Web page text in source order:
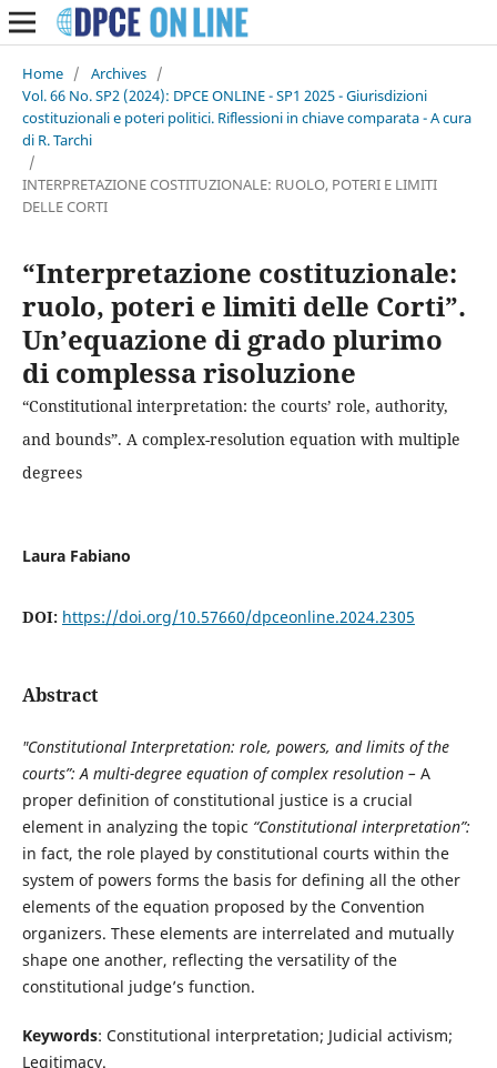
Home / Archives /
Vol. 66 No. SP2 (2024): DPCE ONLINE - SP1 2025 - Giurisdizioni
costituzionali e poteri politici. Riflessioni in chiave comparata - A cura
di R. Tarchi
/
INTERPRETAZIONE COSTITUZIONALE: RUOLO, POTERI E LIMITI
DELLE CORTI
“Interpretazione costituzionale:
ruolo, poteri e limiti delle Corti”.
Un’equazione di grado plurimo
di complessa risoluzione
“Constitutional interpretation: the courts’ role, authority,
and bounds”. A complex-resolution equation with multiple
degrees
Laura Fabiano
DOI: https://doi.org/10.57660/dpceonline.2024.2305
Abstract
"Constitutional Interpretation: role, powers, and limits of the
courts”: A multi-degree equation of complex resolution – A
proper definition of constitutional justice is a crucial
element in analyzing the topic “Constitutional interpretation”:
in fact, the role played by constitutional courts within the
system of powers forms the basis for defining all the other
elements of the equation proposed by the Convention
organizers. These elements are interrelated and mutually
shape one another, reflecting the versatility of the
constitutional judge’s function.
Keywords: Constitutional interpretation; Judicial activism;
Legitimacy.